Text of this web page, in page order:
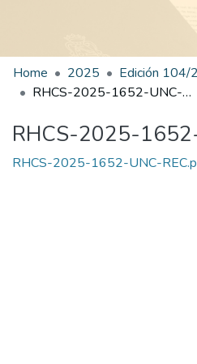
Home 2025
RHCS-2025-1652-UNC-REC
RHCS-2025-
RHCS-2025-1652-UNC-